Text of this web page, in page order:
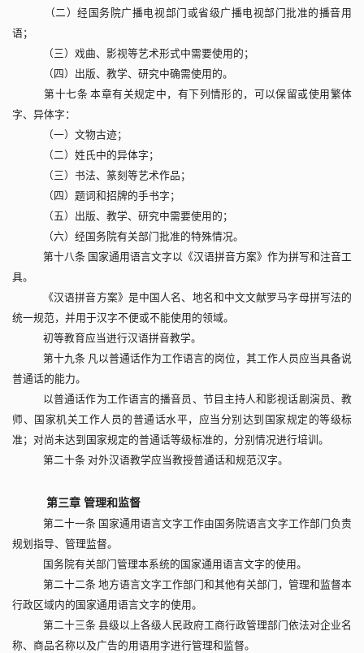
（二）经国务院广播电视部门或省级广播电视部门批准的播音用
语；
（三）戏曲、影视等艺术形式中需要使用的；
（四）出版、教学、研究中确需使用的。
第十七条 本章有关规定中，有下列情形的，可以保留或使用繁体
字、异体字：
（一）文物古迹；
（二）姓氏中的异体字；
（三）书法、篆刻等艺术作品；
（四）题词和招牌的手书字；
（五）出版、教学、研究中需要使用的；
（六）经国务院有关部门批准的特殊情况。
第十八条 国家通用语言文字以《汉语拼音方案》作为拼写和注音工
具。
《汉语拼音方案》是中国人名、地名和中文文献罗马字母拼写法的
统一规范，并用于汉字不便或不能使用的领域。
初等教育应当进行汉语拼音教学。
第十九条 凡以普通话作为工作语言的岗位，其工作人员应当具备说
普通话的能力。
以普通话作为工作语言的播音员、节目主持人和影视话剧演员、教
师、国家机关工作人员的普通话水平，应当分别达到国家规定的等级标
准；对尚未达到国家规定的普通话等级标准的，分别情况进行培训。
第二十条 对外汉语教学应当教授普通话和规范汉字。
第三章 管理和监督
第二十一条 国家通用语言文字工作由国务院语言文字工作部门负责
规划指导、管理监督。
国务院有关部门管理本系统的国家通用语言文字的使用。
第二十二条 地方语言文字工作部门和其他有关部门，管理和监督本
行政区域内的国家通用语言文字的使用。
第二十三条 县级以上各级人民政府工商行政管理部门依法对企业名
称、商品名称以及广告的用语用字进行管理和监督。